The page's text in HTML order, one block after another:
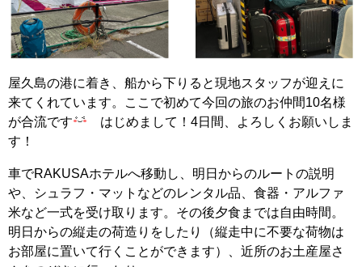
屋久島の港に着き、船から下りると現地スタッフが迎えに
来てくれています。ここで初めて今回の旅のお仲間10名様
が合流です
はじめまして！4日間、よろしくお願いしま
す！
車でRAKUSAホテルへ移動し、明日からのルートの説明
や、シュラフ・マットなどのレンタル品、食器・アルファ
米など一式を受け取ります。その後夕食までは自由時間。
明日からの縦走の荷造りをしたり（縦走中に不要な荷物は
お部屋に置いて行くことができます）、近所のお土産屋さ